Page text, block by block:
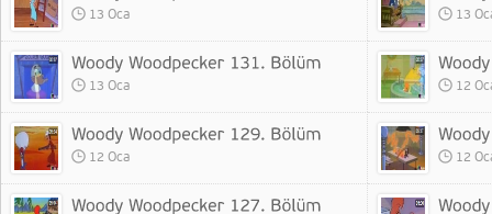
13 Oca 13
13 Oca 12
12 Oca 12